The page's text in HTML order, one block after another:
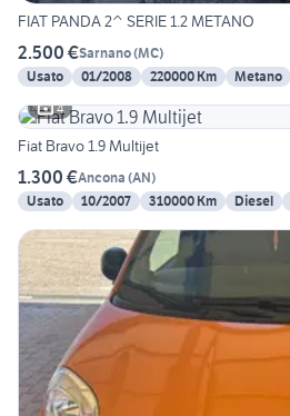
FIAT PANDA 2^ SERIE 1.2 METANO
2.500 €Sarnano(MC)
Usato
01/2008 220000 Km Metano
4
Fiat Bravo 1.9 Multijet
1.300 €Ancona (AN)
Usato
10/2007 310000 Km Diesel